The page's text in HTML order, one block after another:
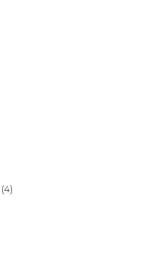
(4)